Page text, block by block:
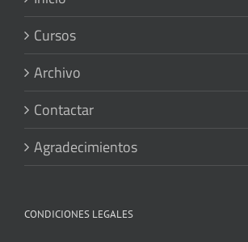
Cursos
Archivo
Contactar
Agradecimientos
CONDICIONES LEGALES